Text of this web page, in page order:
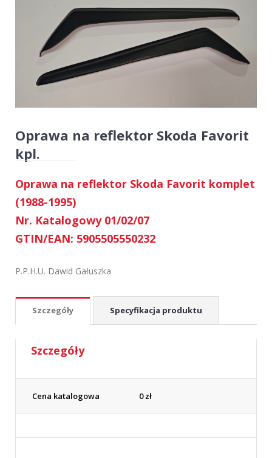
Oprawa na reflektor Skoda Favorit
kpl.
Oprawa na reflektor Skoda Favorit komplet
(1988-1995)
Nr. Katalogowy 01/02/07
GTIN/EAN: 5905505550232
P.P.H.U. Dawid Gałuszka
Szczegóły Specyfikacja produktu
Szczegóły
Cena katalogowa 0zł